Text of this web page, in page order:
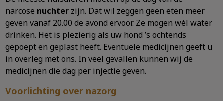
narcose nuchter zijn. Dat wil zeggen geen eten meer
geven vanaf 20.00 de avond ervoor. Ze mogen wél water
drinken. Het is plezierig als uw hond ’s ochtends
gepoept en geplast heeft. Eventuele medicijnen geeft u
in overleg met ons. In veel gevallen kunnen wij de
medicijnen die dag per injectie geven.
Voorlichting over nazorg